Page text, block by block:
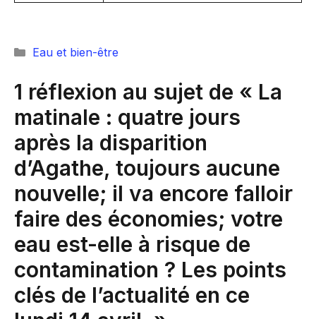
Catégories
Eau et bien-être
1 réflexion au sujet de « La
matinale : quatre jours
après la disparition
d’Agathe, toujours aucune
nouvelle; il va encore falloir
faire des économies; votre
eau est-elle à risque de
contamination ? Les points
clés de l’actualité en ce